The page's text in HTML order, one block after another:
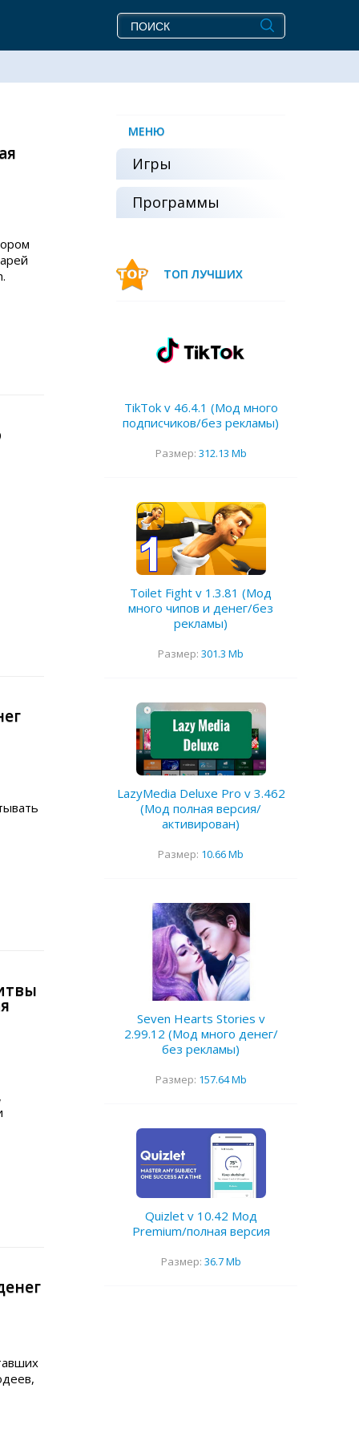
МЕНЮ
Игры
Программы
ТОП ЛУЧШИХ
TikTok v 46.4.1 (Мод много
подписчиков/без рекламы)
Размер: 312.13 Mb
Toilet Fight v 1.3.81 (Мод
много чипов и денег/без
рекламы)
Размер: 301.3 Mb
LazyMedia Deluxe Pro v 3.462
(Мод полная версия/
активирован)
Размер: 10.66 Mb
Seven Hearts Stories v
2.99.12 (Мод много денег/
без рекламы)
Размер: 157.64 Mb
Quizlet v 10.42 Мод
Premium/полная версия
Размер: 36.7 Mb